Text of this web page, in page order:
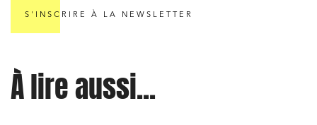
S'INSCRIRE À LA NEWSLETTER
À lire aussi...